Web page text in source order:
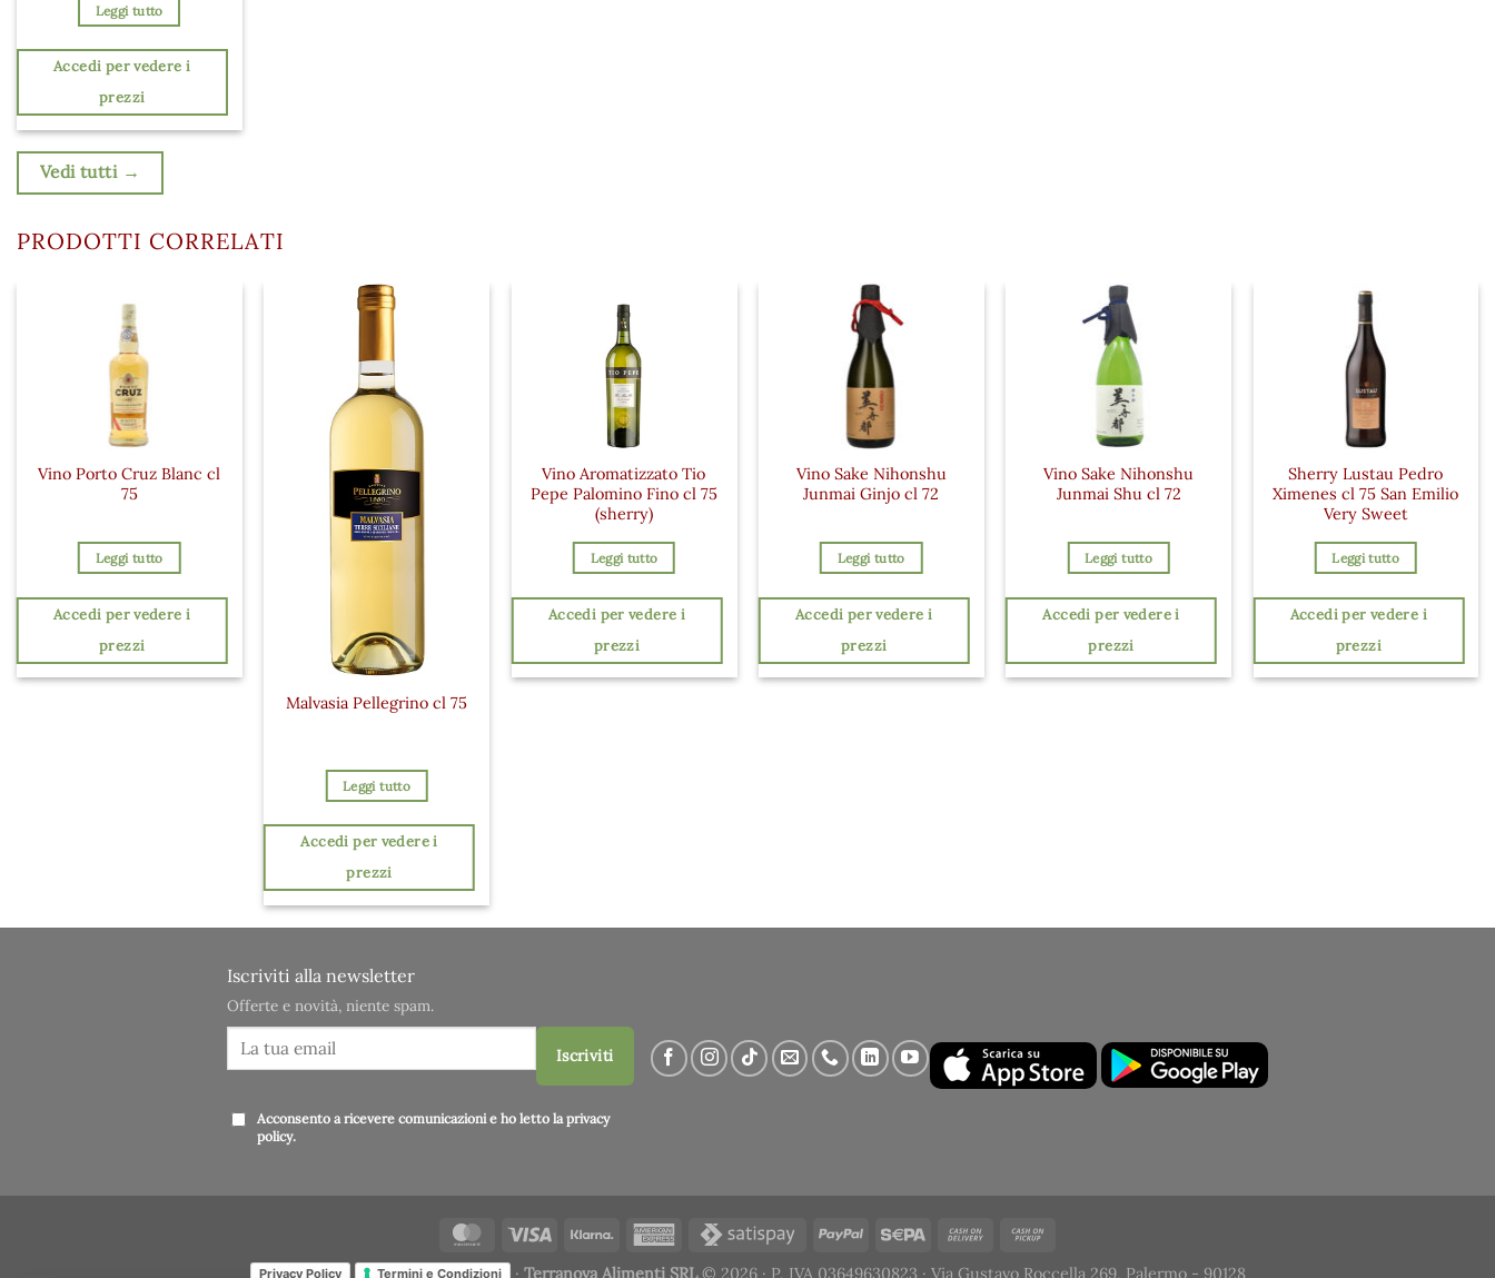
Leggi tutto
Accedi per vedere i
prezzi
Vedi tutti →
PRODOTTI CORRELATI
Vino Porto Cruz Blanc cl
75
Leggi tutto
Accedi per vedere i
prezzi
Malvasia Pellegrino cl 75
Leggi tutto
Accedi per vedere i
prezzi
Vino Aromatizzato Tio
Pepe Palomino Fino cl 75
(sherry)
Leggi tutto
Accedi per vedere i
prezzi
Vino Sake Nihonshu
Junmai Ginjo cl 72
Leggi tutto
Accedi per vedere i
prezzi
Vino Sake Nihonshu
Junmai Shu cl 72
Leggi tutto
Accedi per vedere i
prezzi
Sherry Lustau Pedro
Ximenes cl 75 San Emilio
Very Sweet
Leggi tutto
Accedi per vedere i
prezzi
Iscriviti alla newsletter
Offerte e novità, niente spam.
Iscriviti
Acconsento a ricevere comunicazioni e ho letto la privacy
policy.
Privacy Policy Termini e Condizioni · Terranova Alimenti SRL© 2026 · P. IVA 03649630823 · Via Gustavo Roccella 269, Palermo - 90128